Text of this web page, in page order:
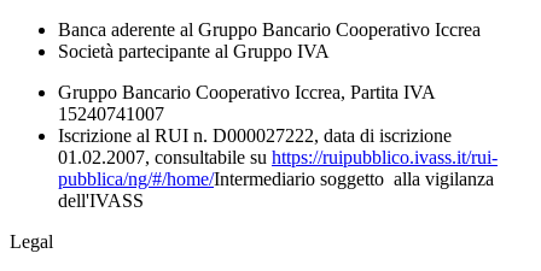
Banca aderente al Gruppo Bancario Cooperativo Iccrea
Società partecipante al Gruppo IVA
Gruppo Bancario Cooperativo Iccrea, Partita IVA
15240741007
Iscrizione al RUI n. D000027222, data di iscrizione
01.02.2007, consultabile su https://ruipubblico.ivass.it/rui-
pubblica/ng/#/home/Intermediario soggetto alla vigilanza
dell'IVASS
Legal